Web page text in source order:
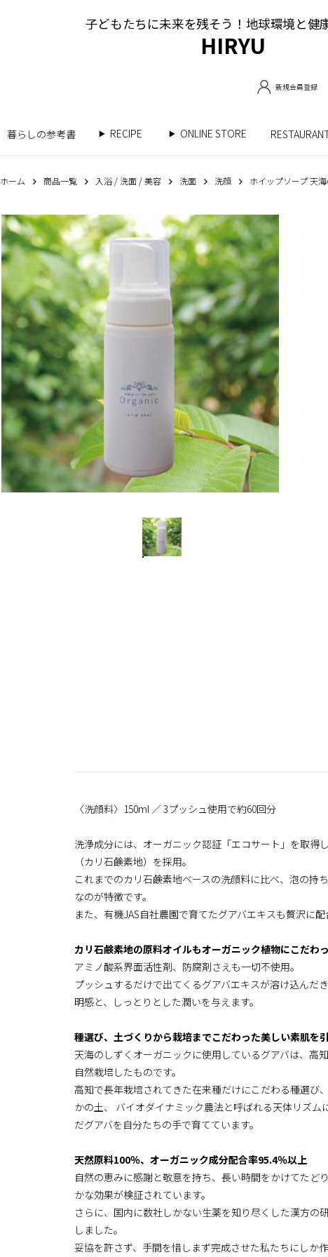
子どもたちに未来を残そう！地球環境と健
HIRYU
新規会員登録
暮らしの参考書 RECIPE ONLINE STORE
ホーム 商品一覧 入浴 / 洗面 / 美容 洗面 洗顔 ホイップソープ 天
〈洗顔料〉150ml ／ 3プッシュ使用で約60回分
洗浄成分には、オーガニック認証「エコサート」を取得
（カリ石鹸素地）を採用。
これまでのカリ石鹸素地ベースの洗顔料に比べ、泡の持
なのが特徴です。
また、有機JAS自社農園で育てたグアバエキスも贅沢に
カリ石鹸素地の原料オイルもオーガニック植物にこだわ
アミノ酸系界面活性剤、防腐剤さえも一切不使用。
プッシュするだけで出てくるグアバエキスが溶け込ん
明感と、しっとりとした潤いを与えます。
種選び、土づくりから栽培までこだわった美しい素肌を
天海のしずくオーガニックに使用しているグアバは、高
自然栽培したものです。
高知で長年栽培されてきた在来種だけにこだわる種選び
かの土、 バイオダイナミック農法と呼ばれる天体リズ
だグアバを自分たちの手で育てています。
天然原料100％、オーガニック成分配合率95.4％以上
自然の恵みに感謝と敬意を持ち、長い時間をかけてた
かな効果が検証されています。
さらに、国内に数社しかない生薬を知り尽くした漢方
しました。
妥協を許さず、手間を惜しまず完成させた私たちにしか